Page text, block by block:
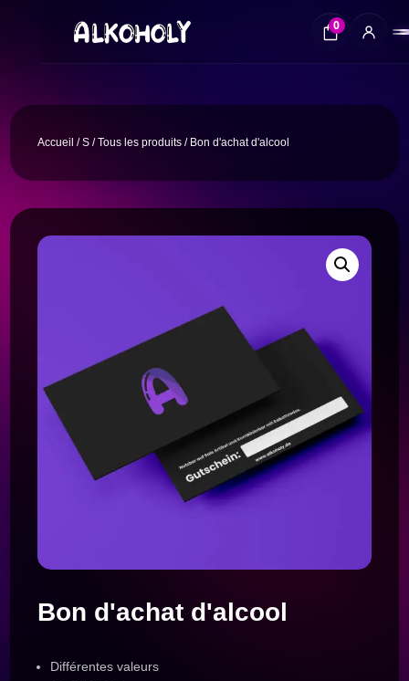
0
Accueil /S /Tous les produits / Bon d'achat d'alcool
Bon d'achat d'alcool
Différentes valeurs